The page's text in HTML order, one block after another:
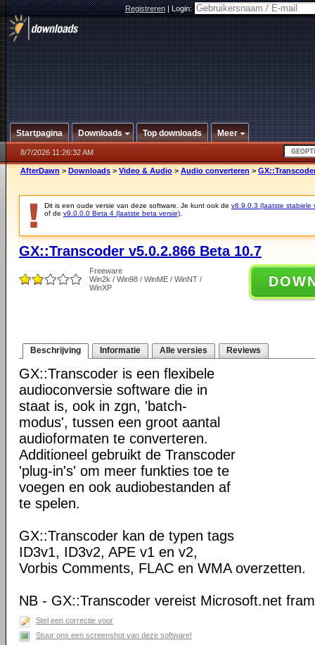
Registreren|Login:
Startpagina Downloads Top downloads Meer
8/7/2026 11:26:32 AM
AfterDawn > Downloads > Video & Audio > Audio converteren >
Dit is een oude versie van deze software. Je kunt ook de v8.9.0.3 (laatste stabiele
of de v9.0.0.0 Beta 4 (laatste beta versie)
GX::Transcoder v5.0.2.866 Beta 10.7
Freeware
Win2k / Win98 / WinME / WinNT /
WinXP
Beschrijving Informatie Alle versies Reviews
GX::Transcoder is een flexibele
audioconversie software die in
staat is, ook in zgn, 'batch-
modus', tussen een groot aantal
audioformaten te converteren.
Additioneel gebruikt de Transcoder
'plug-in's' om meer funkties toe te
voegen en ook audiobestanden af
te spelen.
GX::Transcoder kan de typen tags
ID3v1, ID3v2, APE v1 en v2,
Vorbis Comments, FLAC en WMA overzetten.
NB - GX::Transcoder vereist Microsoft.net
Stel een correctie voor
Stuur ons een screenshot van deze software!